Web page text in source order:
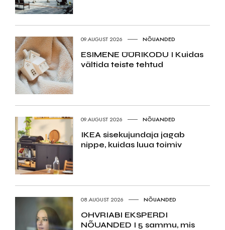
09.AUGUST 2026 NÕUANDED
ESIMENE ÜÜRIKODU I Kuidas
vältida teiste tehtud
09.AUGUST 2026 NÕUANDED
IKEA sisekujundaja jagab
nippe, kuidas luua toimiv
08.AUGUST 2026 NÕUANDED
OHVRIABI EKSPERDI
NÕUANDED I 5 sammu, mis